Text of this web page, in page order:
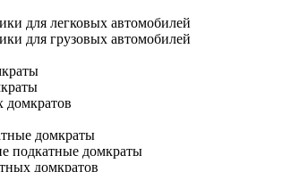
для легковых автомобилей
для грузовых автомобилей
домкратов
домкраты
подкатные домкраты
домкратов